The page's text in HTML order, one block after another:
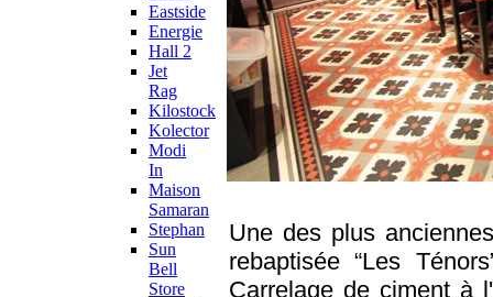
Une des plus
rebaptisée “Les
Carrelage de ciment à
Eastside
Energie
Hall 2
Jet
Rag
Kilostock
Kolector
Modi
In
Maison
Samaran
Stephan
Sun
Bell
Store